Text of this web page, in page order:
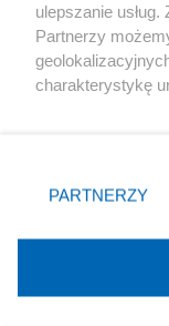
X
ulepszanie
Partnerzy
charakterystykę
zmienić/wycofać
znajdujący się w
rodzaje
użytkownika, ale
przetwarzaniu.
PARTNERZY